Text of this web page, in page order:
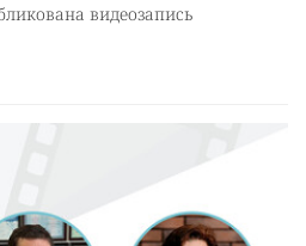
видеозапись